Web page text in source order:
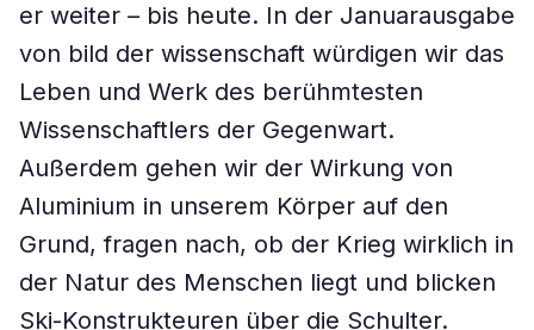
er weiter – bis heute. In der Januarausgabe
von bild der wissenschaft würdigen wir das
Leben und Werk des berühmtesten
Wissenschaftlers der Gegenwart.
Außerdem gehen wir der Wirkung von
Aluminium in unserem Körper auf den
Grund, fragen nach, ob der Krieg wirklich in
der Natur des Menschen liegt und blicken
Ski-Konstrukteuren über die Schulter.